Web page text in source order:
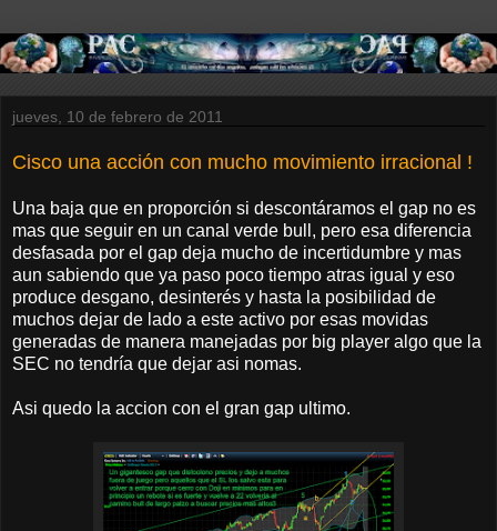
jueves, 10 de febrero de 2011
Cisco una acción con mucho movimiento irracional !
Una baja que en proporción si descontáramos el gap no es
mas que seguir en un canal verde bull, pero esa diferencia
desfasada por el gap deja mucho de incertidumbre y mas
aun sabiendo que ya paso poco tiempo atras igual y eso
produce desgano, desinterés y hasta la posibilidad de
muchos dejar de lado a este activo por esas movidas
generadas de manera manejadas por big player algo que la
SEC no tendría que dejar asi nomas.
Asi quedo la accion con el gran gap ultimo.